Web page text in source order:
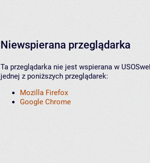
Niewspierana przeglądarka
Ta przeglądarka nie jest wspierana w
jednej z poniższych przeglądarek:
Mozilla Firefox
Google Chrome